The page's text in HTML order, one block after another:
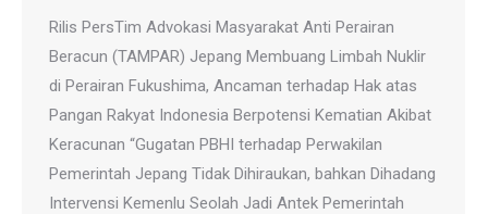
Rilis PersTim Advokasi Masyarakat Anti Perairan
Beracun (TAMPAR) Jepang Membuang Limbah Nuklir
di Perairan Fukushima, Ancaman terhadap Hak atas
Pangan Rakyat Indonesia Berpotensi Kematian Akibat
Keracunan “Gugatan PBHI terhadap Perwakilan
Pemerintah Jepang Tidak Dihiraukan, bahkan Dihadang
Intervensi Kemenlu Seolah Jadi Antek Pemerintah